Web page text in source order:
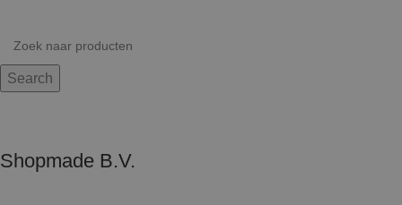
Search
Shopmade B.V.